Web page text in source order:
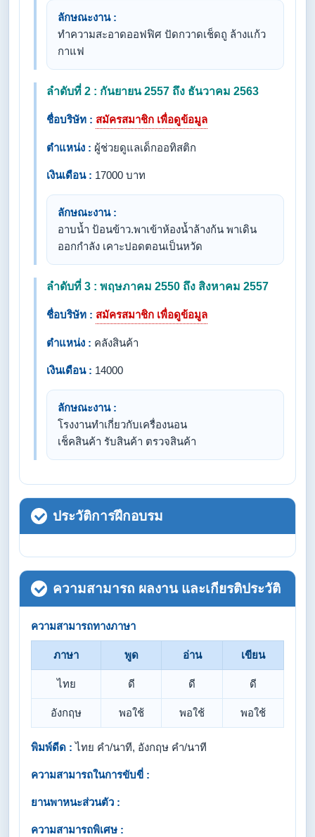
ลักษณะงาน :
ทำความสะอาดออฟฟิศ ปัดกวาดเช็ดถู ล้างแก้ว
กาแฟ
ลำดับที่ 2 : กันยายน 2557 ถึง ธันวาคม 2563
ชื่อบริษัท : สมัครสมาชิก เพื่อดูข้อมูล
ตำแหน่ง : ผู้ช่วยดูแลเด็กออทิสติก
เงินเดือน : 17000 บาท
ลักษณะงาน :
อาบน้ำ ป้อนข้าว.พาเข้าห้องน้ำล้างก้น พาเดิน
ออกกำลัง เคาะปอดตอนเป็นหวัด
ลำดับที่ 3 : พฤษภาคม 2550 ถึง สิงหาคม 2557
ชื่อบริษัท : สมัครสมาชิก เพื่อดูข้อมูล
ตำแหน่ง : คลังสินค้า
เงินเดือน : 14000
ลักษณะงาน :
โรงงานทำเกี่ยวกับเครื่องนอน
เช็คสินค้า รับสินค้า ตรวจสินค้า
ประวัติการฝึกอบรม
ความสามารถ ผลงาน และเกียรติประวัติ
ความสามารถทางภาษา
ภาษา พูด อ่าน เขียน
ไทย ดี ดี ดี
อังกฤษ พอใช้ พอใช้ พอใช้
พิมพ์ดีด : ไทย คำ/นาที, อังกฤษ คำ/นาที
ความสามารถในการขับขี่ :
ยานพาหนะส่วนตัว :
ความสามารถพิเศษ :